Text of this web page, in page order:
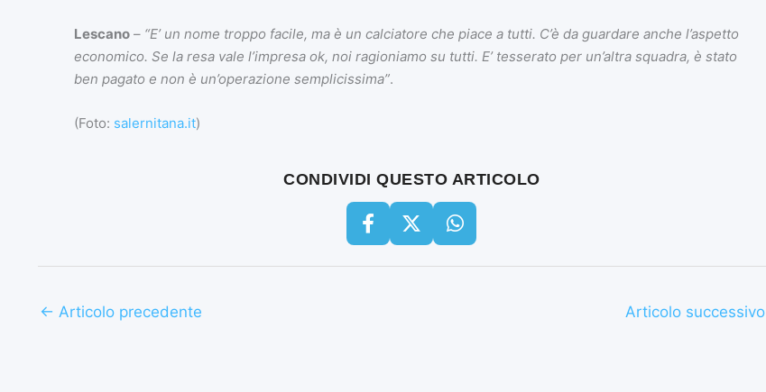
Lescano– “E’ un nome troppo facile, ma è un calciatore che piace a tutti. C’è da guardare anche l’aspetto
economico. Se la resa vale l’impresa ok, noi ragioniamo su tutti. E’ tesserato per un’altra squadra, è stato
ben pagato e non è un’operazione semplicissima”.
(Foto: salernitana.it)
CONDIVIDI QUESTO ARTICOLO
← Articolo precedente Articolo successivo